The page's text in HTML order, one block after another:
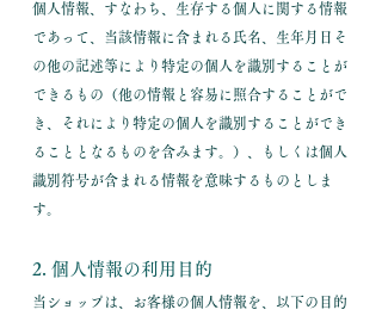
個人情報、すなわち、生存する個人に関する情報
であって、当該情報に含まれる氏名、生年月日そ
の他の記述等により特定の個人を識別することが
できるもの（他の情報と容易に照合することがで
き、それにより特定の個人を識別することができ
ることとなるものを含みます。）、もしくは個人
識別符号が含まれる情報を意味するものとしま
す。
2. 個人情報の利用目的
当ショップは、お客様の個人情報を、以下の目的